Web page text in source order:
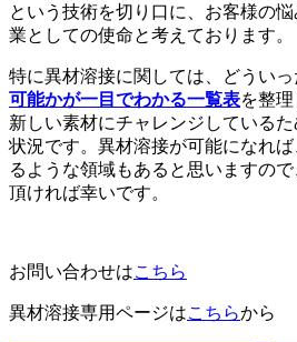
という技術を切り口に、お客様の
業としての使命と考えております。
特に異材溶接に関しては、どうい
可能かが一目でわかる一覧表を整
新しい素材にチャレンジしている
状況です。異材溶接が可能になれ
るような領域もあると思いますの
頂ければ幸いです。
お問い合わせはこちら
異材溶接専用ページはこちらから